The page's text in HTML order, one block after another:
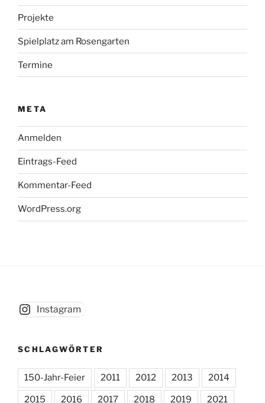
Projekte
Spielplatz am Rosengarten
Termine
META
Anmelden
Eintrags-Feed
Kommentar-Feed
WordPress.org
Instagram
SCHLAGWÖRTER
150-Jahr-Feier 2011 2012 2013 2014
2015 2016 2017 2018 2019 2021